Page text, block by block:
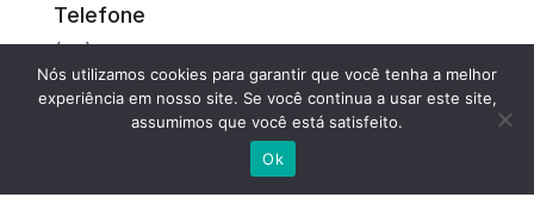
Telefone
(27) 99708-5692

Horário de Atendimento
Nós utilizamos cookies para garantir que você tenha a melhor
experiência em nosso site. Se você continua a usar este site,
assumimos que você está satisfeito.
Ok